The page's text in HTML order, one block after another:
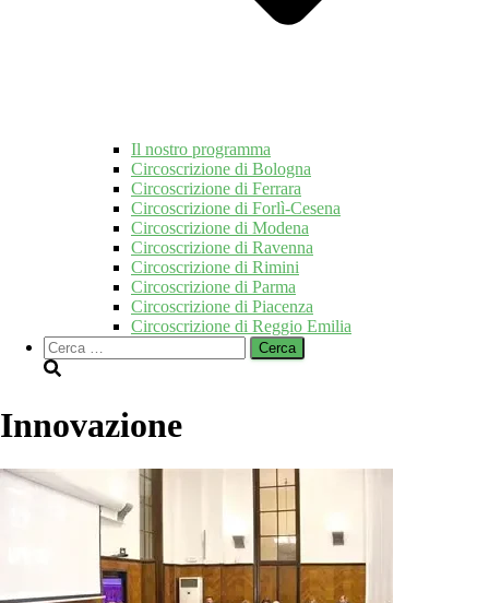
Il nostro programma
Circoscrizione di Bologna
Circoscrizione di Ferrara
Circoscrizione di Forlì-Cesena
Circoscrizione di Modena
Circoscrizione di Ravenna
Circoscrizione di Rimini
Circoscrizione di Parma
Circoscrizione di Piacenza
Circoscrizione di Reggio Emilia
Ricerca
per:
Innovazione